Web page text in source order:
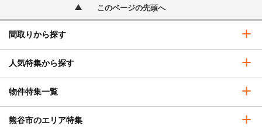
このページの先頭へ
間取りから探す
人気特集から探す
物件特集一覧
熊谷市のエリア特集